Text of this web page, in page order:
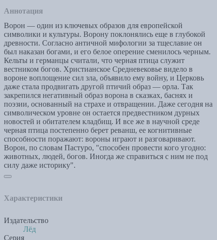
Аннотация
Ворон — один из ключевых образов для европейской
символики и культуры. Ворону поклонялись еще в глубокой
древности. Согласно античной мифологии за тщеславие он
был наказан богами, и его белое оперение сменилось черным.
Кельты и германцы считали, что черная птица служит
вестником богов. Христианское Средневековье видело в
вороне воплощение сил зла, объявило ему войну, и Церковь
даже стала продвигать другой птичий образ — орла. Так
закрепился негативный образ ворона в сказках, баснях и
поэзии, основанный на страхе и отвращении. Даже сегодня на
символическом уровне он остается предвестником дурных
новостей и обитателем кладбищ. И все же в научной среде
черная птица постепенно берет реванш, ее когнитивные
способности поражают: вороны играют и разговаривают.
Ворон, по словам Пастуро, "способен провести кого угодно:
животных, людей, богов. Иногда же справиться с ним не под
силу даже историку".
Характеристики
Издательство
Лёд
Серия